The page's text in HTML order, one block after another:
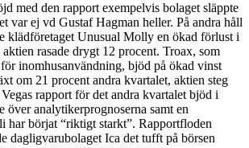
med den rapport exempelvis bolaget släppte
var ej vd Gustaf Hagman heller. På andra håll
klädföretaget Unusual Molly en ökad förlust i
rasade drygt 12 procent. Troax, som
inomhusanvändning, bjöd på ökad vinst
om 21 procent andra kvartalet, aktien steg
rapport för det andra kvartalet bjöd i
över analytikerprognoserna samt en
har börjat “riktigt starkt”. Rapportfloden
dagligvarubolaget Ica det tufft på börsen